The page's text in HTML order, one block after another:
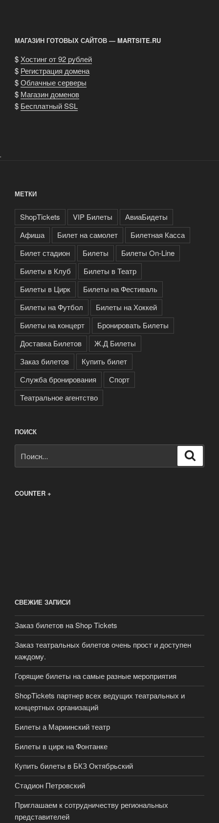
МАГАЗИН ГОТОВЫХ САЙТОВ — MARTSITE.RU
$Хостинг от 92 рублей
$ Регистрация домена
$Облачные серверы
$ Магазин доменов
$ Бесплатный SSL
.
МЕТКИ
ShopTickets VIP Билеты
АвиаБидеты
Афиша
Билет на самолет
Билетная Касса
Билет стадион
Билеты
Билеты On-Line
Билеты в Клуб
Билеты в Театр
Билеты в Цирк
Билеты на Фестиваль
Билеты на Футбол
Билеты на Хоккей
Билеты на концерт
Бронировать Билеты
Доставка Билетов
Ж.Д Билеты
Заказ билетов
Купить билет
Служба бронирования
Спорт
Театральное агентство
ПОИСК
COUNTER +
СВЕЖИЕ ЗАПИСИ
Заказ билетов на Shop Tickets
Заказ театральных билетов очень прост и доступен
каждому.
Горящие билеты на самые разные мероприятия
ShopTickets партнер всех ведущих театральных и
концертных организаций
Билеты а Мариинский театр
Билеты в цирк на Фонтанке
Купить билеты в БКЗ Октябрьский
Стадион Петровский
Приглашаем к сотрудничеству региональных
представителей